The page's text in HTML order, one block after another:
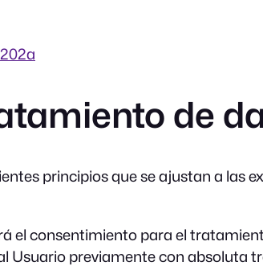
de
principios que se ajustan a las
el consentimiento para el
Usuario previamente con absoluta